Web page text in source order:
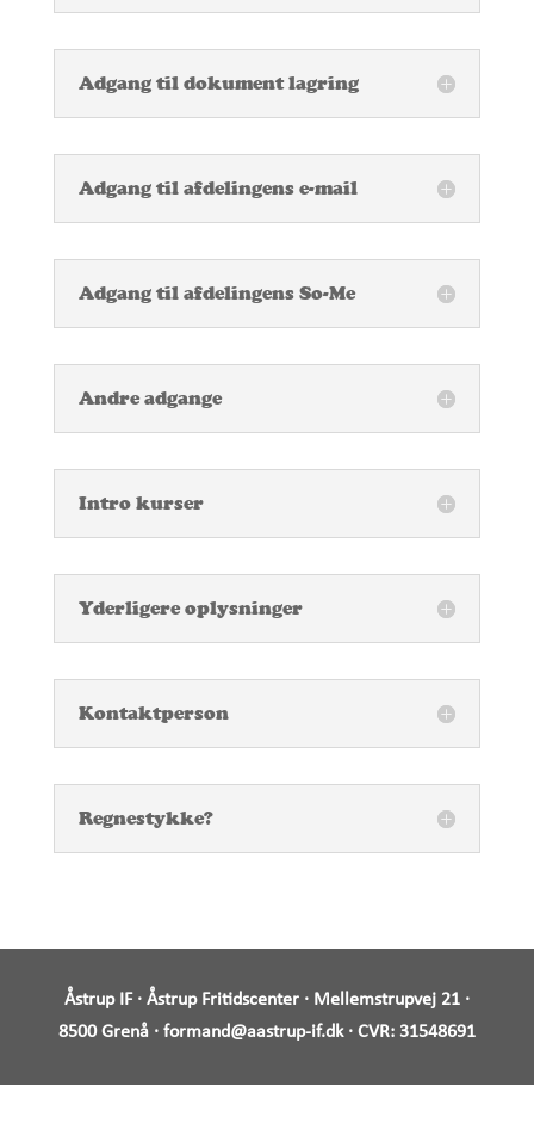
Adgang til dokument lagring
Adgang til afdelingens e-mail
Adgang til afdelingens So-Me
Andre adgange
Intro kurser
Yderligere oplysninger
Kontaktperson
Regnestykke?
Åstrup IF · Åstrup Fritidscenter · Mellemstrupvej 21 ·
8500 Grenå · formand@aastrup-if.dk· CVR: 31548691